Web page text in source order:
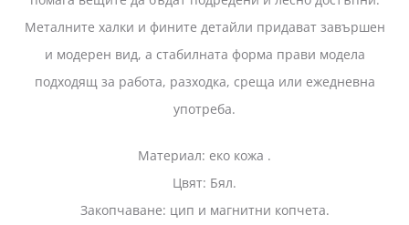
Металните халки и фините детайли придават завършен
и модерен вид, а стабилната форма прави модела
подходящ за работа, разходка, среща или ежедневна
употреба.
Материал: еко кожа .
Цвят: Бял.
Закопчаване: цип и магнитни копчета.